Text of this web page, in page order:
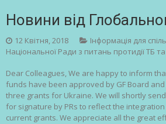
Новини від
12 Квітня, 2018
Інформація для
Національної Ради з питань протидії ТБ
Dear Colleagues, We are happy to inform
funds have been approved by GF Board
three grants for Ukraine. We will shortly
for signature by PRs to reflect the
current grants. We appreciate all the great